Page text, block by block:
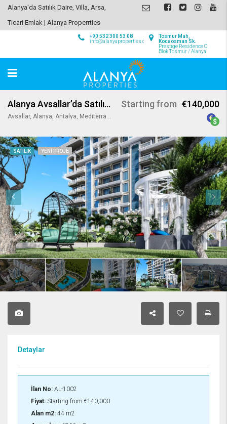
Alanya'da Satılık Daire, Villa, Arsa,
Ticari Emlak | Alanya Properrties
Tosmur Mah,
Kocaosman Sk.
Prestige Residence C
Blok Tosmur / Alanya
+90 532 300 53 08
info@alanyaproperties.com
Alanya Avsallar’da Satılık Lüks Konutlar
Avsallar, Alanya, Antalya, Mediterranean Region, Turkey
Starting from €140,000
SATILIK YENI PROJE
Detaylar
İlan No: AL-1002
Fiyat: Starting from €140,000
Alan m2: 44 m2